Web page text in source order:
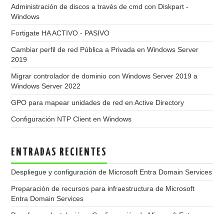
Administración de discos a través de cmd con Diskpart -
Windows
Fortigate HA ACTIVO - PASIVO
Cambiar perfil de red Pública a Privada en Windows Server
2019
Migrar controlador de dominio con Windows Server 2019 a
Windows Server 2022
GPO para mapear unidades de red en Active Directory
Configuración NTP Client en Windows
ENTRADAS RECIENTES
Despliegue y configuración de Microsoft Entra Domain Services
Preparación de recursos para infraestructura de Microsoft
Entra Domain Services